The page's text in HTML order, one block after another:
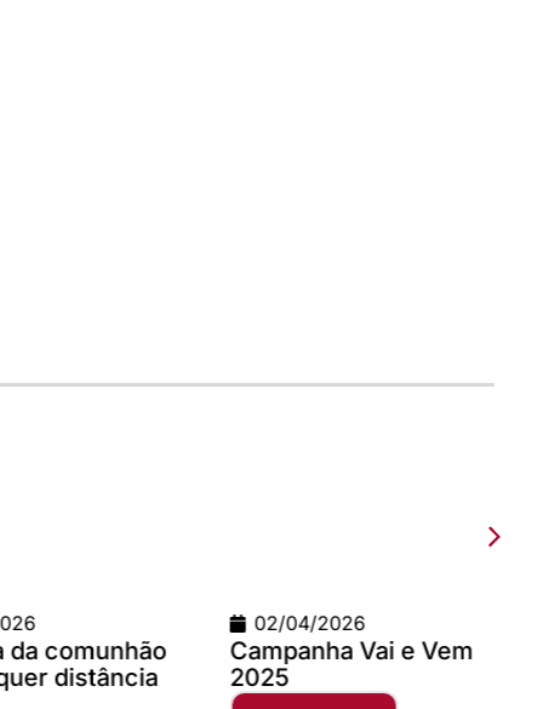
Vai e Vem
09/03/2026
Teste com imagem 1200
x 900